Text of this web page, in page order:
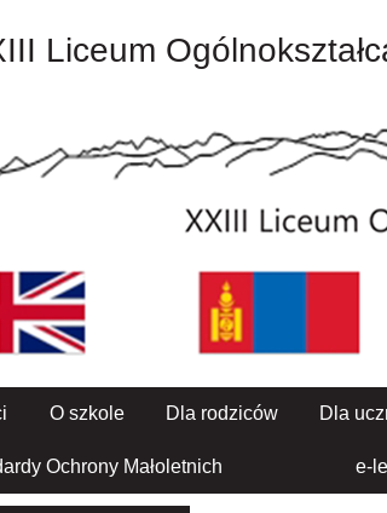
Liceum
O szkole Dla rodziców Dla
Ochrony Małoletnich e-